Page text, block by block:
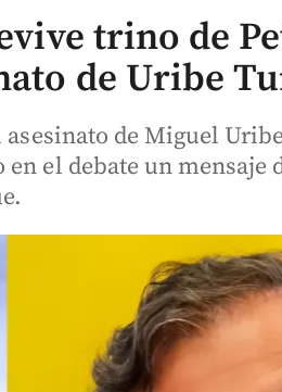
trino de
de Uribe
de Miguel
el debate un mensaje